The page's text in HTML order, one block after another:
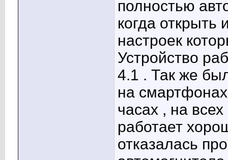
полностью
когда открыть
настроек
Устройство
4.1 . Так же
на
часах , на
работает
отказалась